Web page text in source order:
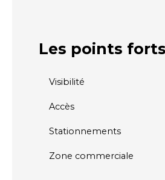
Les points forts
Visibilité
Accès
Stationnements
Zone commerciale